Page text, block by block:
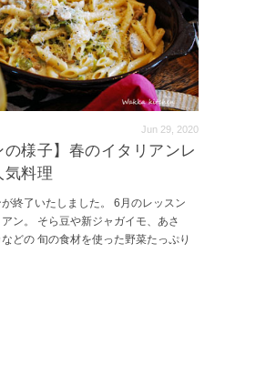
Jun 29, 2020
の様子】春のイタリアンレ
気料理
終了いたしました。 6月のレッスン
ン。 そら豆や新ジャガイモ、あさ
どの 旬の食材を使った野菜たっぷり